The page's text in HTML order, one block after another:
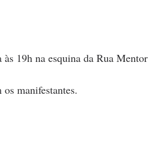
19h na esquina da Rua
os manifestantes.